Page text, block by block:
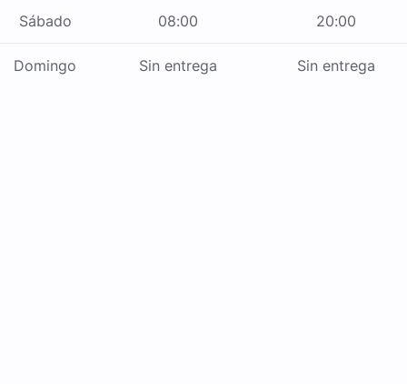
Sábado 08:00 20:00
Domingo Sin entrega Sin entrega